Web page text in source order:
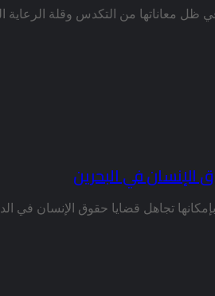
ظل معاناتها من التكدس وقلة الرعاية